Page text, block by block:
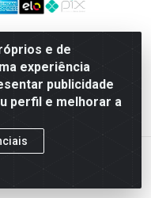
e de
experiência
publicidade
perfil e melhorar a
da Amazonia LTDA -
Manaus/AM - CEP
70